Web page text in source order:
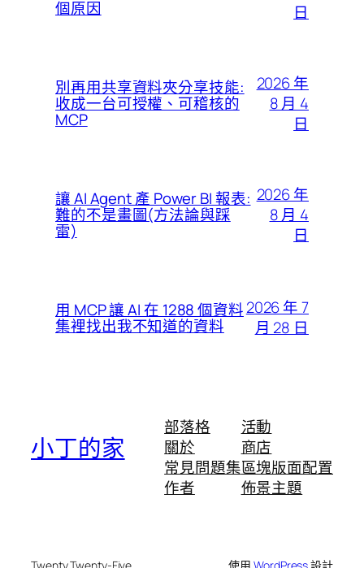
個原因
日
別再用共享資料夾分享技能:
收成一台可授權、可稽核的
MCP
2026 年
8 月 4
日
讓 AI Agent 產 Power BI 報表:
難的不是畫圖(方法論與踩
雷)
2026 年
8 月 4
日
用 MCP 讓 AI 在 1288 個資料
集裡找出我不知道的資料
2026 年 7
月 28 日
小丁的家
部落格
關於
常見問題集
作者
活動
商店
區塊版面配置
佈景主題